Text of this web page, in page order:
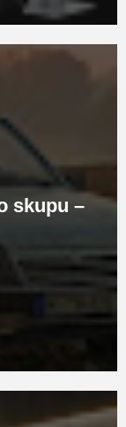
skupu –